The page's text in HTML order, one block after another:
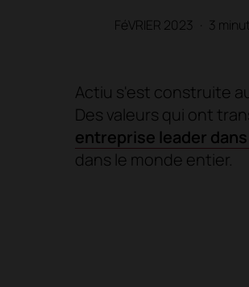
FéVRIER 2023 3
Actiu s'est construite
Des valeurs qui ont
entreprise leader
dans le monde entier.